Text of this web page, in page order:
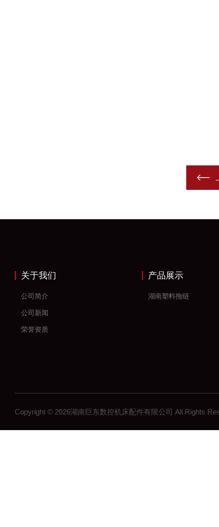
关于我们
公司简介
公司新闻
荣誉资质
产品展示
湖南塑料拖链
Copyright © 2026湖南巨东数控机床配件有限公司 All Rights